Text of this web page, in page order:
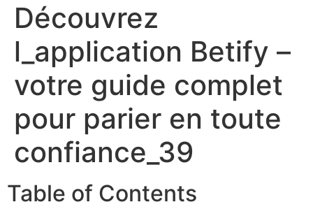
Découvrez
l_application Betify –
votre guide complet
pour parier en toute
confiance_39
Table of Contents